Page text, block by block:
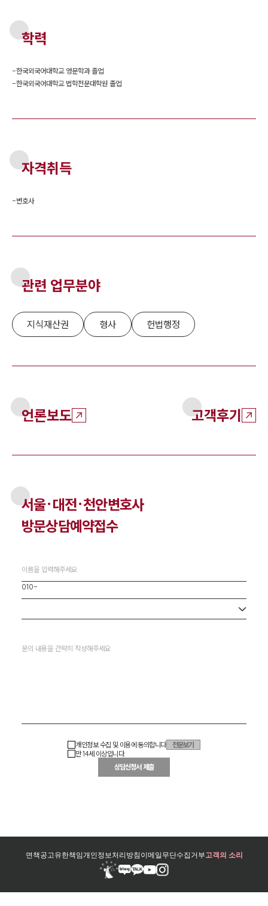
학력
-한국외국어대학교 영문학과 졸업
-한국외국어대학교 법학전문대학원 졸업
자격취득
-변호사
관련 업무분야
지식재산권 형사 헌법행정
언론보도 고객후기
서울·대전·천안변호사
방문상담예약접수
개인정보 수집 및 이용에 동의합니다
전문보기
만 14세 이상입니다.
상담신청서 제출
면책공고유한책임개인정보처리방침이메일무단수집거부고객의 소리